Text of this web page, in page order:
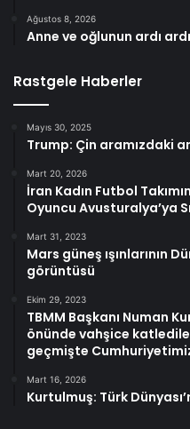
Ağustos 8, 2026
Anne ve oğlunun ardı
Rastgele Haberler
Mayıs 30, 2025
Trump: Çin aramızdaki
Mart 20, 2026
İran Kadın Futbol
Oyuncu Avusturalya’ya
Mart 31, 2023
Mars güneş ışınlarının
görüntüsü
Ekim 29, 2023
TBMM Başkanı Numan
önünde vahşice
geçmişte
Mart 16, 2026
Kurtulmuş: Türk